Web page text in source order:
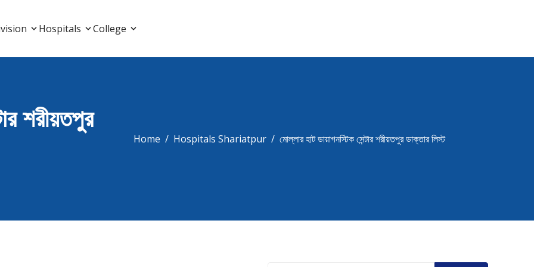
Doctor Listing
Hospitals College
শরীয়তপুর
Home Hospitals Shariatpur মোল্লার হাট ডায়াগনস্টিক সেন্টার শরীয়তপুর ডাক্তার লিস্ট